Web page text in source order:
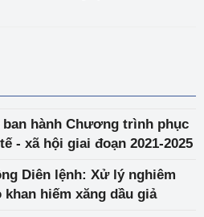
hành Chương trình phục
- xã hội giai đoạn 2021-2025
Diên lệnh: Xử lý nghiêm
hiếm xăng dầu giả